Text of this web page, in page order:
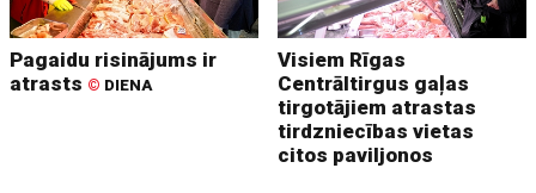
Pagaidu risinājums ir
atrasts © DIENA
Visiem Rīgas
Centrāltirgus gaļas
tirgotājiem atrastas
tirdzniecības vietas
citos paviljonos